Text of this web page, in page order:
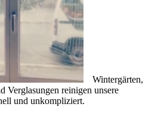
Wintergärten,
Verglasungen reinigen unsere
und unkompliziert.